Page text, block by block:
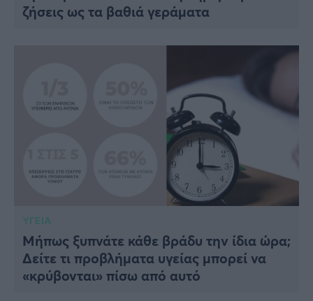
ζήσεις ως τα βαθιά γεράματα
ΥΓΕΙΑ
Μήπως ξυπνάτε κάθε βράδυ την ίδια ώρα;
Δείτε τι προβλήματα υγείας μπορεί να
«κρύβονται» πίσω από αυτό